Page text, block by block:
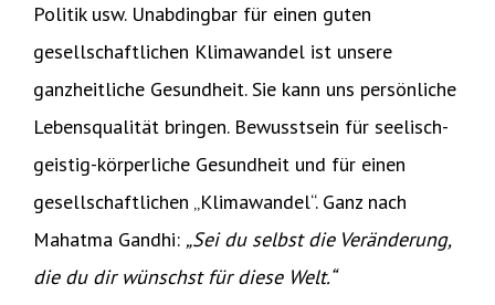
Politik usw. Unabdingbar für einen guten
gesellschaftlichen Klimawandel ist unsere
ganzheitliche Gesundheit. Sie kann uns persönliche
Lebensqualität bringen. Bewusstsein für seelisch-
geistig-körperliche Gesundheit und für einen
gesellschaftlichen „Klimawandel“. Ganz nach
Mahatma Gandhi: „Sei du selbst die Veränderung,
die du dir wünschst für diese Welt.“